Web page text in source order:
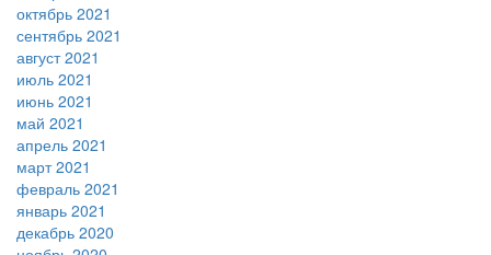
октябрь 2021
сентябрь 2021
август 2021
июль 2021
июнь 2021
май 2021
апрель 2021
март 2021
февраль 2021
январь 2021
декабрь 2020